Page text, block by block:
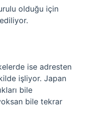
olduğu için
ise adresten
işliyor. Japan
bile
bile tekrar